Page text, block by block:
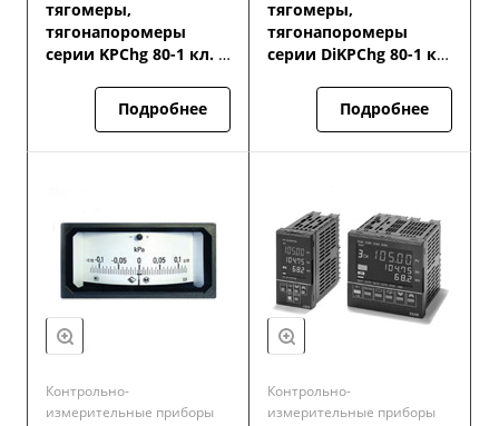
тягомеры,
тягонапоромеры
серии KPChg 80-1 кл. т.
Подробнее
тягомеры,
тягонапоромеры
серии DiKPChg 80-1 кл.
Подробнее
Контрольно-
измерительные приборы
Контрольно-
измерительные приборы